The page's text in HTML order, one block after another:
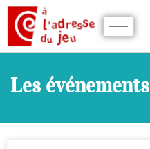
Les événements